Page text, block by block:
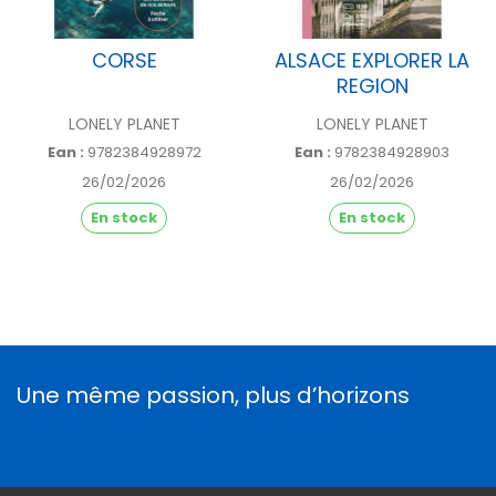
DESCRIPTIF
CORSE
LONELY PLANET
Ean : 9782384928972
26/02/2026
En stock
ALSACE EXPLORER LA
REGION
LONELY PLANET
Ean : 9782384928903
26/02/2026
En stock
Une même passion, plus d’horizons